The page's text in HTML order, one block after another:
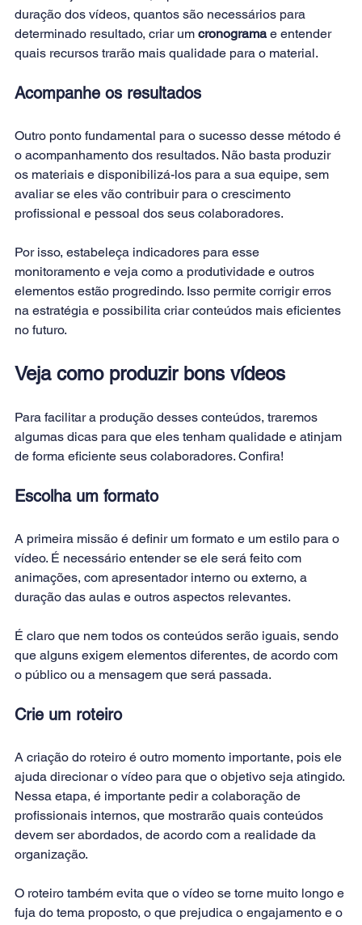
duração dos vídeos, quantos são necessários para
determinado resultado, criar um cronograma e entender
quais recursos trarão mais qualidade para o material.
Acompanhe os resultados
Outro ponto fundamental para o sucesso desse método é
o acompanhamento dos resultados. Não basta produzir
os materiais e disponibilizá-los para a sua equipe, sem
avaliar se eles vão contribuir para o crescimento
profissional e pessoal dos seus colaboradores.
Por isso, estabeleça indicadores para esse
monitoramento e veja como a produtividade e outros
elementos estão progredindo. Isso permite corrigir erros
na estratégia e possibilita criar conteúdos mais eficientes
no futuro.
Veja como produzir bons vídeos
Para facilitar a produção desses conteúdos, traremos
algumas dicas para que eles tenham qualidade e atinjam
de forma eficiente seus colaboradores. Confira!
Escolha um formato
A primeira missão é definir um formato e um estilo para o
vídeo. É necessário entender se ele será feito com
animações, com apresentador interno ou externo, a
duração das aulas e outros aspectos relevantes.
É claro que nem todos os conteúdos serão iguais, sendo
que alguns exigem elementos diferentes, de acordo com
o público ou a mensagem que será passada.
Crie um roteiro
A criação do roteiro é outro momento importante, pois ele
ajuda direcionar o vídeo para que o objetivo seja atingido.
Nessa etapa, é importante pedir a colaboração de
profissionais internos, que mostrarão quais conteúdos
devem ser abordados, de acordo com a realidade da
organização.
O roteiro também evita que o vídeo se torne muito longo e
fuja do tema proposto, o que prejudica o engajamento e o